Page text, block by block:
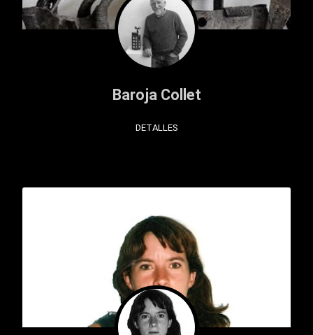
Baroja Collet
DETALLES